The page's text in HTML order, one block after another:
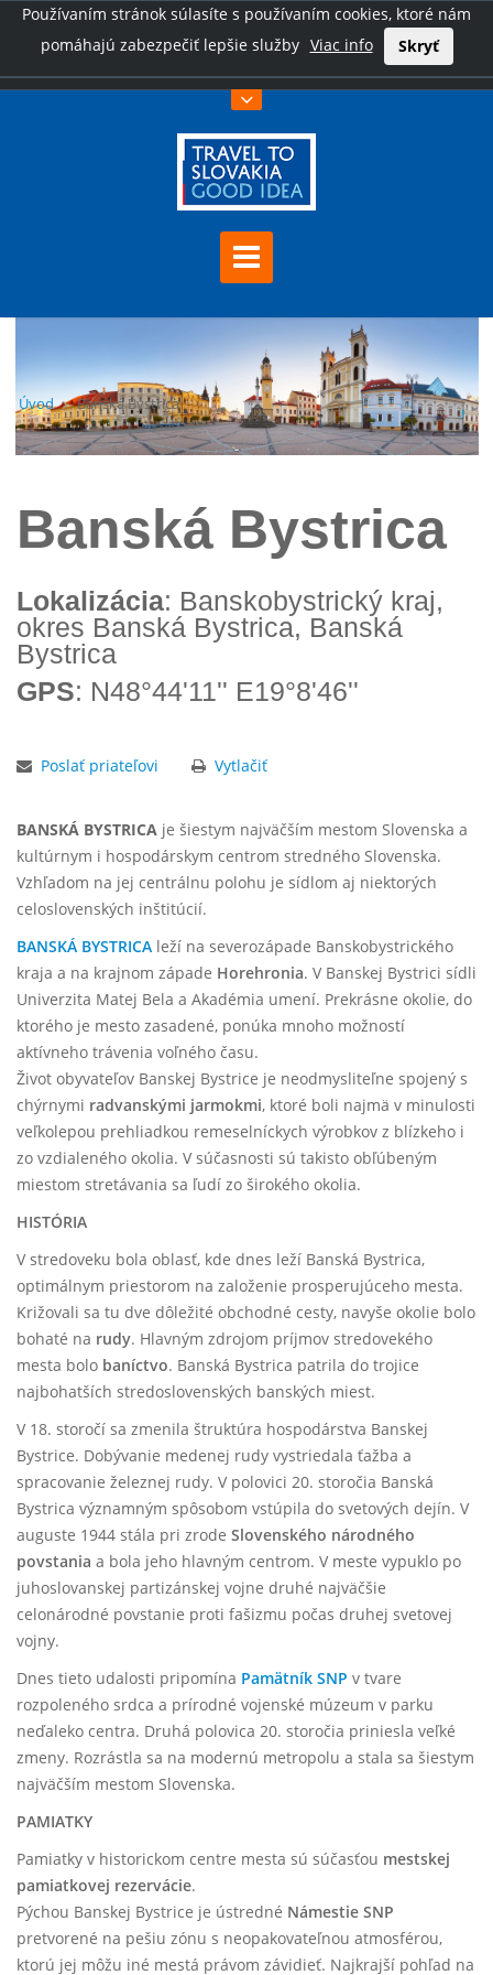
Používaním stránok súlasíte s používaním cookies, ktoré nám
pomáhajú zabezpečiť lepšie služby Viac info Skryť
Úvod Banská Bystrica
Banská Bystrica
Lokalizácia: Banskobystrický kraj,
okres Banská Bystrica, Banská
Bystrica
GPS: N48°44'11'' E19°8'46''
Poslať priateľovi Vytlačiť
BANSKÁ BYSTRICA je šiestym najväčším mestom Slovenska a
kultúrnym i hospodárskym centrom stredného Slovenska.
Vzhľadom na jej centrálnu polohu je sídlom aj niektorých
celoslovenských inštitúcií.
BANSKÁ BYSTRICA leží na severozápade Banskobystrického
kraja a na krajnom západe Horehronia. V Banskej Bystrici sídli
Univerzita Matej Bela a Akadémia umení. Prekrásne okolie, do
ktorého je mesto zasadené, ponúka mnoho možností
aktívneho trávenia voľného času.
Život obyvateľov Banskej Bystrice je neodmysliteľne spojený s
chýrnymi radvanskými jarmokmi, ktoré boli najmä v minulosti
veľkolepou prehliadkou remeselníckych výrobkov z blízkeho i
zo vzdialeného okolia. V súčasnosti sú takisto obľúbeným
miestom stretávania sa ľudí zo širokého okolia.
HISTÓRIA
V stredoveku bola oblasť, kde dnes leží Banská Bystrica,
optimálnym priestorom na založenie prosperujúceho mesta.
Križovali sa tu dve dôležité obchodné cesty, navyše okolie bolo
bohaté na rudy. Hlavným zdrojom príjmov stredovekého
mesta bolo baníctvo. Banská Bystrica patrila do trojice
najbohatších stredoslovenských banských miest.
V 18. storočí sa zmenila štruktúra hospodárstva Banskej
Bystrice. Dobývanie medenej rudy vystriedala ťažba a
spracovanie železnej rudy. V polovici 20. storočia Banská
Bystrica významným spôsobom vstúpila do svetových dejín. V
auguste 1944 stála pri zrode Slovenského národného
povstania a bola jeho hlavným centrom. V meste vypuklo po
juhoslovanskej partizánskej vojne druhé najväčšie
celonárodné povstanie proti fašizmu počas druhej svetovej
vojny.
Dnes tieto udalosti pripomína Pamätník SNP v tvare
rozpoleného srdca a prírodné vojenské múzeum v parku
neďaleko centra. Druhá polovica 20. storočia priniesla veľké
zmeny. Rozrástla sa na modernú metropolu a stala sa šiestym
najväčším mestom Slovenska.
PAMIATKY
Pamiatky v historickom centre mesta sú súčasťou mestskej
pamiatkovej rezervácie.
Pýchou Banskej Bystrice je ústredné Námestie SNP
pretvorené na pešiu zónu s neopakovateľnou atmosférou,
ktorú jej môžu iné mestá právom závidieť. Najkrajší pohľad na